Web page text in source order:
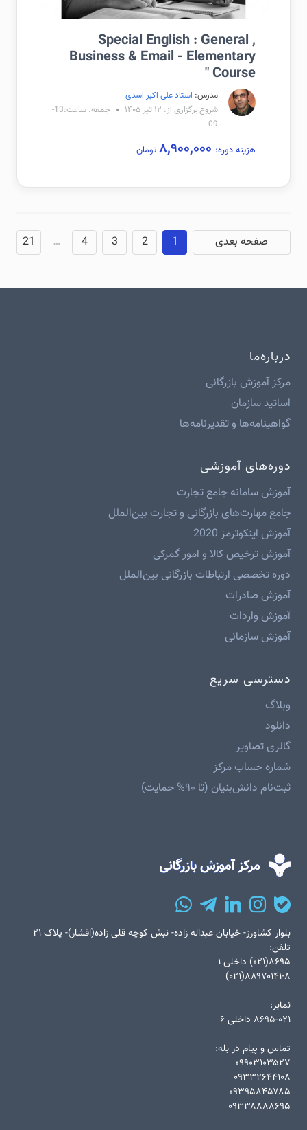
Special English : General ,
Business & Email - Elementary
Course "
مدرس: استاد علی اکبر اسدی
شروع برگزاری از: ۱۲ تیر ۱۴۰۵
جمعه. ساعت:13-
09
هزینه دوره: تومان
صفحه بعدی 1
2
3
4
…
21
درباره‌ما
مرکز آموزش بازرگانی
اساتید سازمان
گواهینامه‌ها و تقدیرنامه‌ها
دوره‌های آموزشی
آموزش سامانه جامع تجارت
جامع مهارت‌های بازرگانی و تجارت بین‌الملل
آموزش اینکوترمز 2020
آموزش ترخیص کالا و امور گمرکی
دوره تخصصی ارتباطات بازرگانی بین‌الملل
آموزش صادرات
آموزش واردات
آموزش سازمانی
دسترسی سریع
وبلاگ
دانلود
گالری تصاویر
شماره حساب مرکز
ثبت‌نام دانش‌بنیان (تا ۹۰% حمایت)
بلوار کشاورز- خیابان عبداله زاده- نبش کوچه قلی زاده(افشار)- پلاک ۲۱
تلفن:
۸۶۹۵(۰۲۱) داخلی ۱
۸۸۹۷۰۱۴۱-۸(۰۲۱)
نمابر:
۸۶۹۵-۰۲۱ داخلی ۶
تماس و پیام در بله:
۰۹۹۰۳۱۰۳۵۲۷
۰۹۳۳۲۶۴۴۱۰۸
۰۹۳۹۵۸۴۵۷۸۵
۰۹۳۳۸۸۸۸۶۹۵